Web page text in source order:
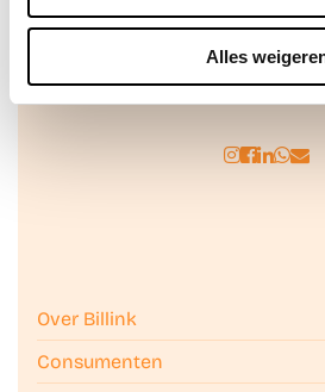
encookiebeleid.
kunnen ontvangen en verwerken.
Alles
Achteraf betalen doe
vertrouwd met
Over Billink
Consumenten